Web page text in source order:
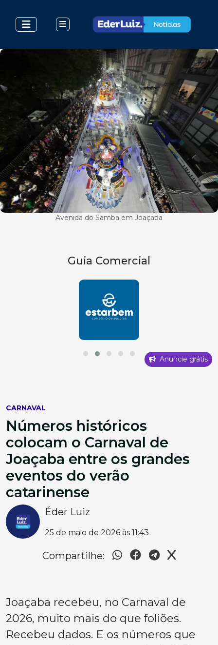
Avenida do Samba em Joaçaba
Guia Comercial
Anuncie grátis
CARNAVAL
Números históricos
colocam o Carnaval de
Joaçaba entre os grandes
eventos do verão
catarinense
Éder Luiz
25 de maio de 2026 às 11:43
Compartilhe:
Joaçaba recebeu, no Carnaval de
2026, muito mais do que foliões.
Recebeu dados. E os números que